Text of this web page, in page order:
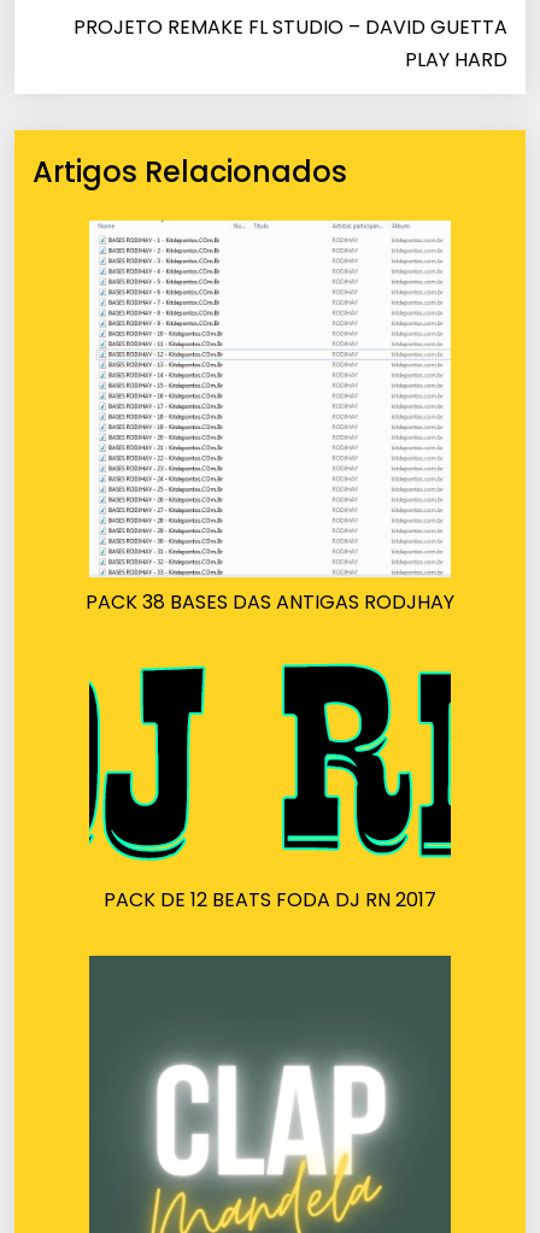
PROJETO REMAKE FL STUDIO – DAVID GUETTA
PLAY HARD
Artigos Relacionados
PACK 38 BASES DAS ANTIGAS RODJHAY
PACK DE 12 BEATS FODA DJ RN 2017